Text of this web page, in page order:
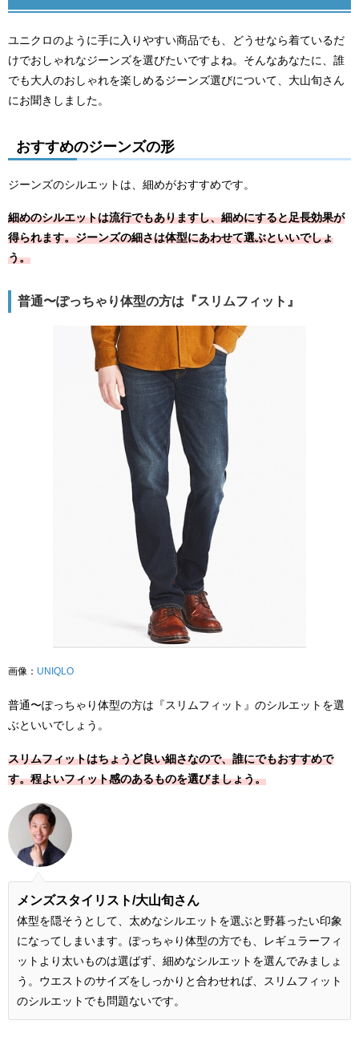
ユニクロのように手に入りやすい商品でも、どうせなら着ているだ
けでおしゃれなジーンズを選びたいですよね。そんなあなたに、誰
でも大人のおしゃれを楽しめるジーンズ選びについて、大山旬さん
にお聞きしました。
おすすめのジーンズの形
ジーンズのシルエットは、細めがおすすめです。
細めのシルエットは流行でもありますし、細めにすると足長効果が
得られます。ジーンズの細さは体型にあわせて選ぶといいでしょ
う。
普通〜ぽっちゃり体型の方は『スリムフィット』
画像： UNIQLO
普通〜ぽっちゃり体型の方は『スリムフィット』のシルエットを選
ぶといいでしょう。
スリムフィットはちょうど良い細さなので、誰にでもおすすめで
す。程よいフィット感のあるものを選びましょう。
メンズスタイリスト/大山旬さん
体型を隠そうとして、太めなシルエットを選ぶと野暮ったい印象
になってしまいます。ぽっちゃり体型の方でも、レギュラーフィ
ットより太いものは選ばず、細めなシルエットを選んでみましょ
う。ウエストのサイズをしっかりと合わせれば、スリムフィット
のシルエットでも問題ないです。